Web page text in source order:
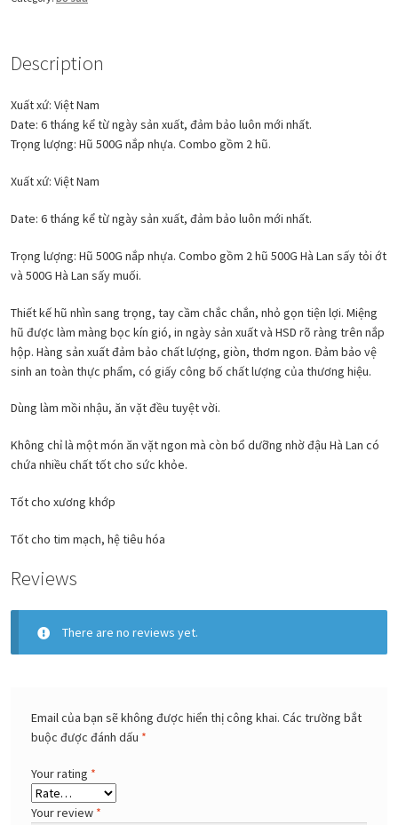
Description
Xuất xứ: Việt Nam
Date: 6 tháng kể từ ngày sản xuất, đảm bảo luôn mới nhất.
Trọng lượng: Hũ 500G nắp nhựa. Combo gồm 2 hũ.
Xuất xứ: Việt Nam
Date: 6 tháng kể từ ngày sản xuất, đảm bảo luôn mới nhất.
Trọng lượng: Hũ 500G nắp nhựa. Combo gồm 2 hũ 500G Hà Lan sấy tỏi ớt
và 500G Hà Lan sấy muối.
Thiết kế hũ nhìn sang trọng, tay cầm chắc chắn, nhỏ gọn tiện lợi. Miệng
hũ được làm màng bọc kín gió, in ngày sản xuất và HSD rõ ràng trên nắp
hộp. Hàng sản xuất đảm bảo chất lượng, giòn, thơm ngon. Đảm bảo vệ
sinh an toàn thực phẩm, có giấy công bố chất lượng của thương hiệu.
Dùng làm mồi nhậu, ăn vặt đều tuyệt vời.
Không chỉ là một món ăn vặt ngon mà còn bổ dưỡng nhờ đậu Hà Lan có
chứa nhiều chất tốt cho sức khỏe.
Tốt cho xương khớp
Tốt cho tim mạch, hệ tiêu hóa
Reviews
There are no reviews yet.
Email của bạn sẽ không được hiển thị công khai. Các trường bắt
buộc được đánh dấu *
Your rating *
Your review *